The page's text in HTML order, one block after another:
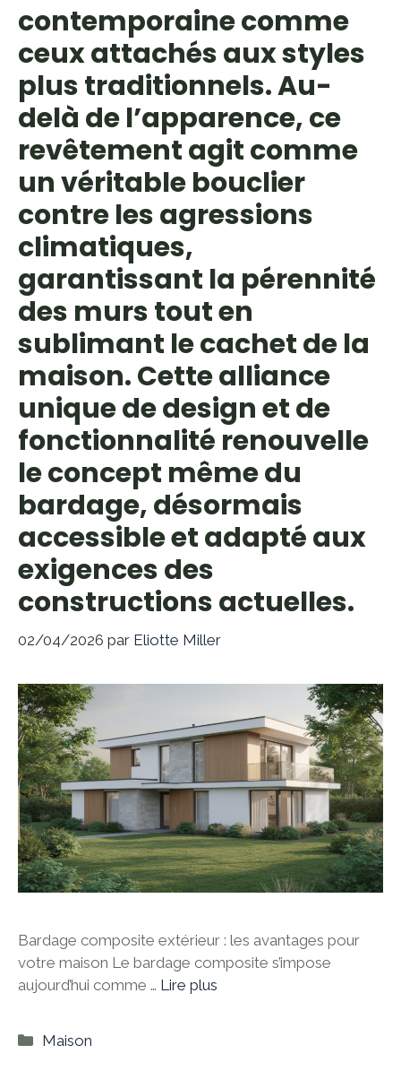
contemporaine comme
ceux attachés aux styles
plus traditionnels. Au-
delà de l’apparence, ce
revêtement agit comme
un véritable bouclier
contre les agressions
climatiques,
garantissant la pérennité
des murs tout en
sublimant le cachet de la
maison. Cette alliance
unique de design et de
fonctionnalité renouvelle
le concept même du
bardage, désormais
accessible et adapté aux
exigences des
constructions actuelles.
02/04/2026 par Eliotte Miller
Bardage composite extérieur : les avantages pour
votre maison Le bardage composite s’impose
aujourd’hui comme … Lire plus
Catégories
Maison